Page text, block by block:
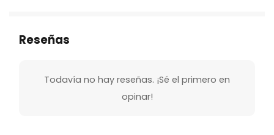
Reseñas
Todavía no hay reseñas. ¡Sé el primero en
opinar!